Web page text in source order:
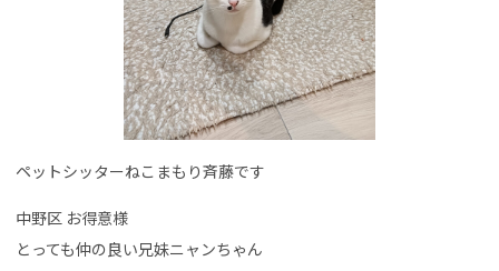
ペットシッターねこまもり斉藤です
中野区 お得意様
とっても仲の良い兄妹ニャンちゃん